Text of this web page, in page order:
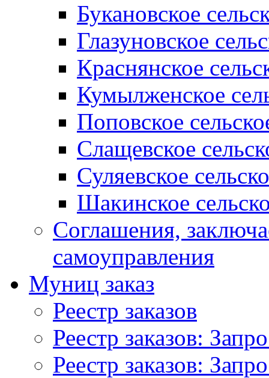
Букановское
Глазуновское
Краснянское
Кумылженское
Поповское
Слащевское
Суляевское
Шакинское
Соглашения,
самоуправления
Муниц заказ
Реестр заказов
Реестр заказов:
Реестр заказов: